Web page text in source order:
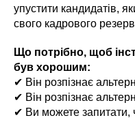
упустити кандидатів,
свого кадрового
Що потрібно, щоб
був хорошим:
✔ Він розпізнає
✔ Він розпізнає
✔ Ви можете запитати,